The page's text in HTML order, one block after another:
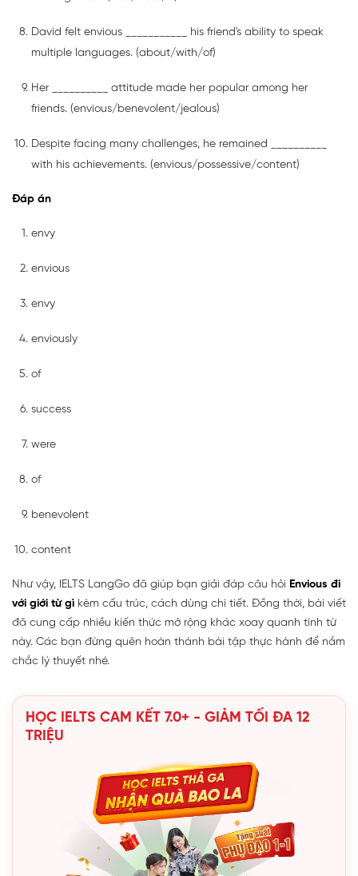
David felt envious ___________ his friend's ability to speak
multiple languages. (about/with/of)
Her __________ attitude made her popular among her
friends. (envious/benevolent/jealous)
Despite facing many challenges, he remained __________
with his achievements. (envious/possessive/content)
Đáp án
envy
envious
envy
enviously
of
success
were
of
benevolent
content
Như vậy, IELTS LangGo đã giúp bạn giải đáp câu hỏi Envious đi
với giới từ gì kèm cấu trúc, cách dùng chi tiết. Đồng thời, bài viết
đã cung cấp nhiều kiến thức mở rộng khác xoay quanh tính từ
này. Các bạn đừng quên hoàn thành bài tập thực hành để nắm
chắc lý thuyết nhé.
HỌC IELTS CAM KẾT 7.0+ - GIẢM TỐI ĐA 12
TRIỆU